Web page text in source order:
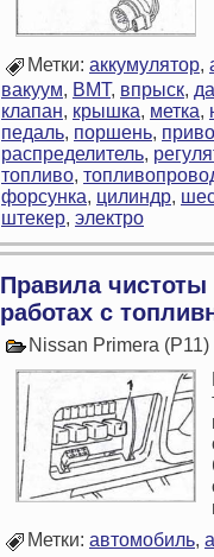
Метки: аккумулятор,
вакуум, ВМТ, впрыск,
клапан, крышка, метка,
педаль, поршень,
распределитель,
топливо,
форсунка, цилиндр,
штекер, электро
Правила чистоты
работах с
Nissan Primera
Метки: автомобиль,